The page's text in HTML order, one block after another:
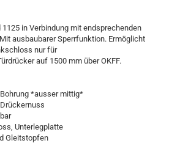
in Verbindung mit endsprechenden
ausbaubarer Sperrfunktion. Ermöglicht
nur für
auf 1500 mm über OKFF.
*ausser mittig*
Unterlegplatte
Gleitstopfen